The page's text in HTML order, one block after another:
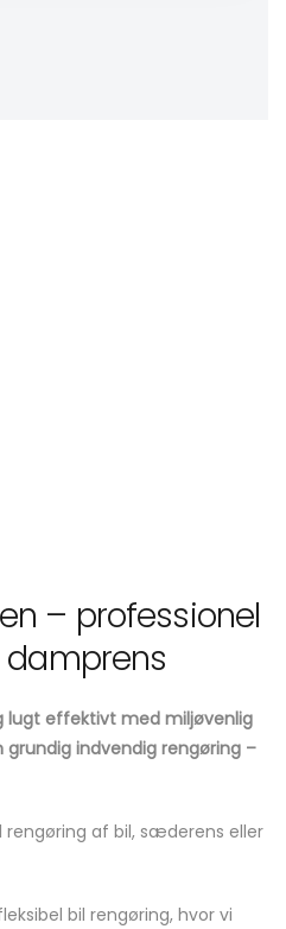
– professionel
lugt effektivt med miljøvenlig
grundig indvendig rengøring –
rengøring af bil, sæderens eller
bil rengøring, hvor vi